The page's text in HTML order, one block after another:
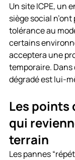
Un site ICPE, un
siège social
tolérance au
certains
acceptera une
temporaire. Dans
dégradé est lui-
Les
qui
terrain
Les pannes